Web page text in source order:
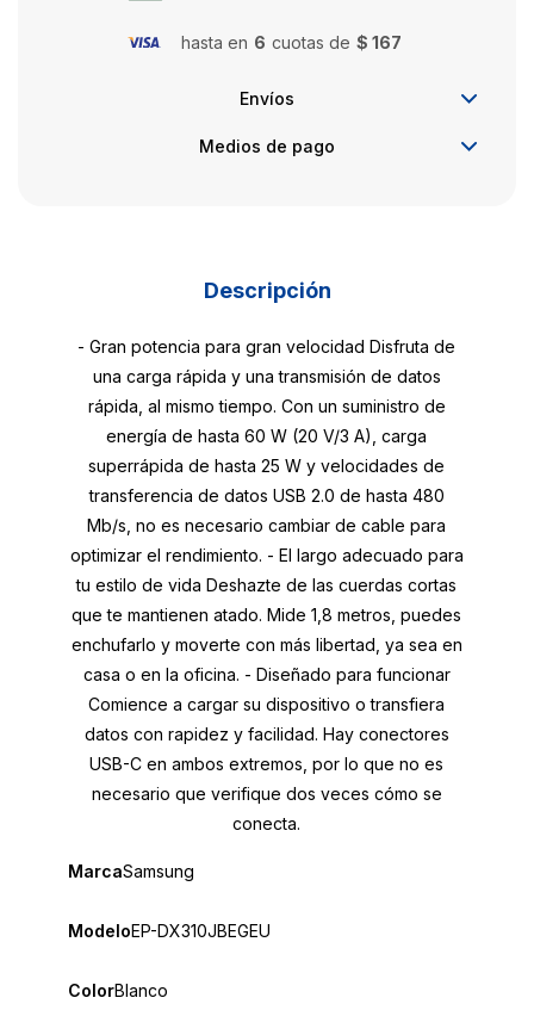
hasta en 6 cuotas de $ 167
Envíos
Medios de pago
Descripción
- Gran potencia para gran velocidad Disfruta de
una carga rápida y una transmisión de datos
rápida, al mismo tiempo. Con un suministro de
energía de hasta 60 W (20 V/3 A), carga
superrápida de hasta 25 W y velocidades de
transferencia de datos USB 2.0 de hasta 480
Mb/s, no es necesario cambiar de cable para
optimizar el rendimiento. - El largo adecuado para
tu estilo de vida Deshazte de las cuerdas cortas
que te mantienen atado. Mide 1,8 metros, puedes
enchufarlo y moverte con más libertad, ya sea en
casa o en la oficina. - Diseñado para funcionar
Comience a cargar su dispositivo o transfiera
datos con rapidez y facilidad. Hay conectores
USB-C en ambos extremos, por lo que no es
necesario que verifique dos veces cómo se
conecta.
MarcaSamsung
ModeloEP-DX310JBEGEU
ColorBlanco